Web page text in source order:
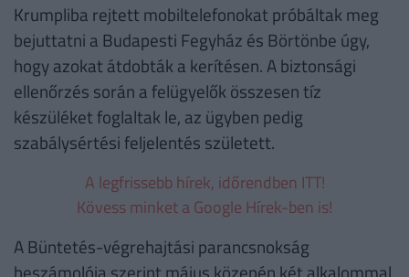
Krumpliba rejtett mobiltelefonokat próbáltak meg
bejuttatni a Budapesti Fegyház és Börtönbe úgy,
hogy azokat átdobták a kerítésen. A biztonsági
ellenőrzés során a felügyelők összesen tíz
készüléket foglaltak le, az ügyben pedig
szabálysértési feljelentés született.
A legfrissebb hírek, időrendben ITT!
Kövess minket a Google Hírek-ben is!
A Büntetés-végrehajtási parancsnokság